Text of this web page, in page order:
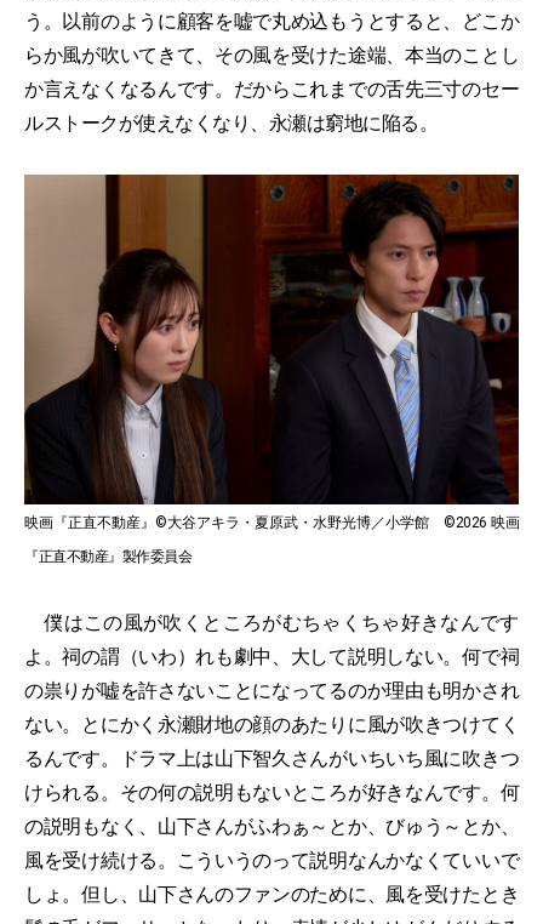
う。以前のように顧客を嘘で丸め込もうとすると、どこか
らか風が吹いてきて、その風を受けた途端、本当のことし
か言えなくなるんです。だからこれまでの舌先三寸のセー
ルストークが使えなくなり、永瀬は窮地に陥る。
映画『正直不動産』©大谷アキラ・夏原武・水野光博／小学館 ©2026 映画
『正直不動産』製作委員会
僕はこの風が吹くところがむちゃくちゃ好きなんです
よ。祠の謂（いわ）れも劇中、大して説明しない。何で祠
の祟りが嘘を許さないことになってるのか理由も明かされ
ない。とにかく永瀬財地の顔のあたりに風が吹きつけてく
るんです。ドラマ上は山下智久さんがいちいち風に吹きつ
けられる。その何の説明もないところが好きなんです。何
の説明もなく、山下さんがふわぁ～とか、びゅう～とか、
風を受け続ける。こういうのって説明なんかなくていいで
しょ。但し、山下さんのファンのために、風を受けたとき